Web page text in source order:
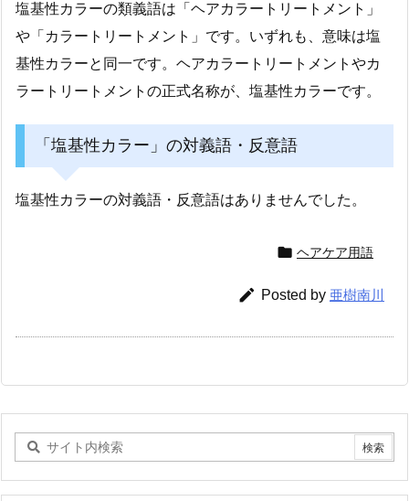
塩基性カラーの類義語は「ヘアカラートリートメント」
や「カラートリートメント」です。いずれも、意味は塩
基性カラーと同一です。ヘアカラートリートメントやカ
ラートリートメントの正式名称が、塩基性カラーです。
「塩基性カラー」の対義語・反意語
塩基性カラーの対義語・反意語はありませんでした。
 ヘアケア用語
 Posted by 亜樹南川